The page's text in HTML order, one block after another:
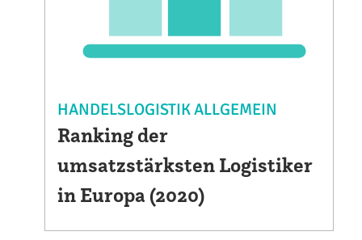
HANDELSLOGISTIK ALLGEMEIN
Ranking der
umsatzstärksten Logistiker
in Europa (2020)